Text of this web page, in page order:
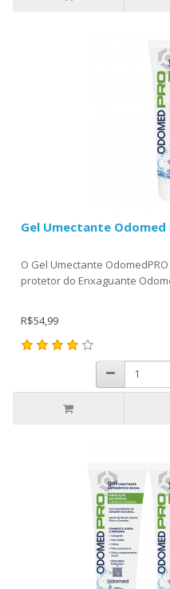
Gel Umectante Odomed
O Gel Umectante
protetor do Enxaguante
R$54,99